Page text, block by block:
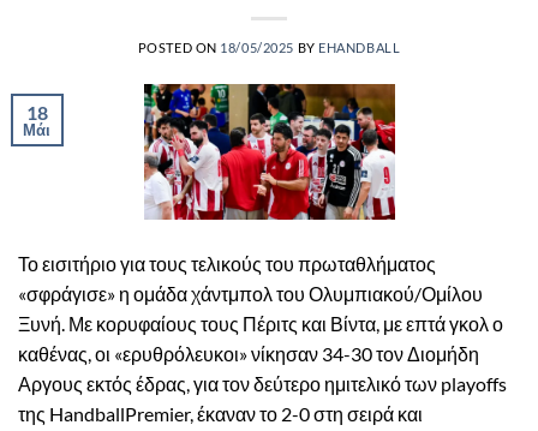
POSTED ON 18/05/2025 BY EHANDBALL
18
Μάι
Το εισιτήριο για τους τελικούς του πρωταθλήματος
«σφράγισε» η ομάδα χάντμπολ του Ολυμπιακού/Ομίλου
Ξυνή. Με κορυφαίους τους Πέριτς και Βίντα, με επτά γκολ ο
καθένας, οι «ερυθρόλευκοι» νίκησαν 34-30 τον Διομήδη
Αργους εκτός έδρας, για τον δεύτερο ημιτελικό των playoffs
της HandballPremier, έκαναν το 2-0 στη σειρά και